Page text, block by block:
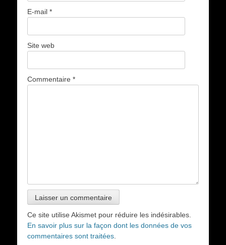
E-mail *
Site web
Commentaire *
Ce site utilise Akismet pour réduire les indésirables.
En savoir plus sur la façon dont les données de vos
commentaires sont traitées